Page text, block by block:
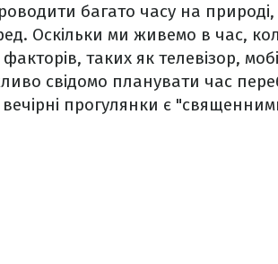
багато часу на
Оскільки ми живемо в час,
таких як телевізор,
свідомо планувати час
вечірні прогулянки є